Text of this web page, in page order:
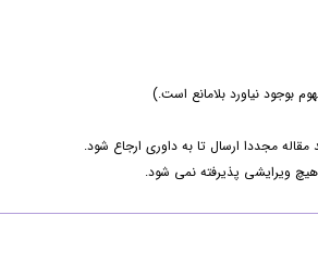
بوجود نیاورد بلامانع است.)
مقاله مجددا ارسال تا به داوری ارجاع شود.